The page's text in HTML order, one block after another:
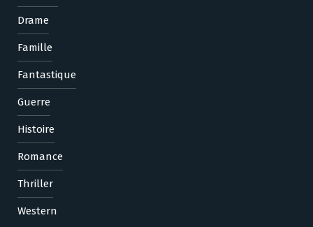
Drame
Famille
Fantastique
Guerre
Histoire
Romance
Thriller
Western